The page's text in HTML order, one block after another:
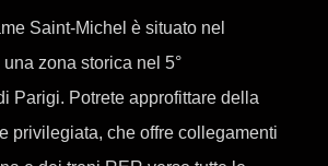
Saint-Michel è situato nel
zona storica nel 5°
Parigi. Potrete approfittare della
privilegiata, che offre collegamenti